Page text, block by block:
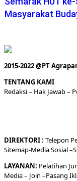
Masyarakat
2015-2022 @PT
TENTANG KAMI
Redaksi– Hak Jawab –
DIREKTORI: Telepon
Sitemap-Media Sosial –
LAYANAN: Pelatihan
Media– Join –Pasang